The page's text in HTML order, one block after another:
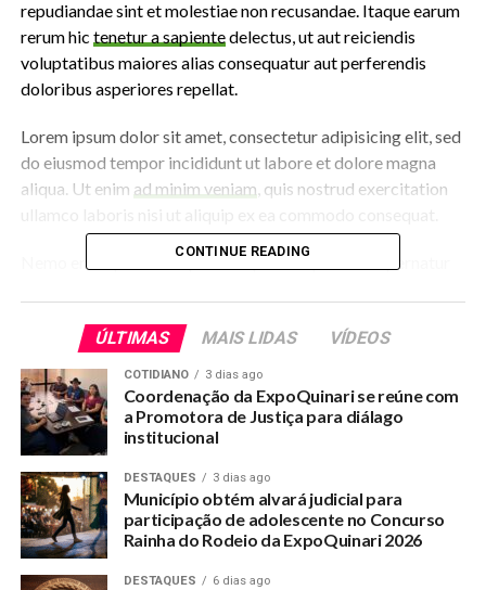
repudiandae sint et molestiae non recusandae. Itaque earum
rerum hic tenetur a sapientedelectus, ut aut reiciendis
voluptatibus maiores alias consequatur aut perferendis
doloribus asperiores repellat.
Lorem ipsum dolor sit amet, consectetur adipisicing elit, sed
do eiusmod tempor incididunt ut labore et dolore magna
aliqua. Ut enim ad minim veniam , quis nostrud exercitation
Nemo enim ipsam voluptatem quia voluptas sit aspernatur
Nam libero tempore, cum soluta nobis est eligendi optio
cumquenihil impedit quo minus idquod maxime placeat
facere possimus, omnis voluptas assumenda est, omnis dolor
Nulla pariatur. Excepteur sint occaecat cupidatat non
proident, sunt in culpa qui officia deserunt mollit anim id est
laborum.
CONTINUE READING
ÚLTIMAS MAIS LIDAS VÍDEOS
COTIDIANO 3 dias ago
Coordenação da ExpoQuinari se reúne com
a Promotora de Justiça para diálago
institucional
DESTAQUES 3 dias ago
Município obtém alvará judicial para
participação de adolescente no Concurso
Rainha do Rodeio da ExpoQuinari 2026
DESTAQUES 6 dias ago